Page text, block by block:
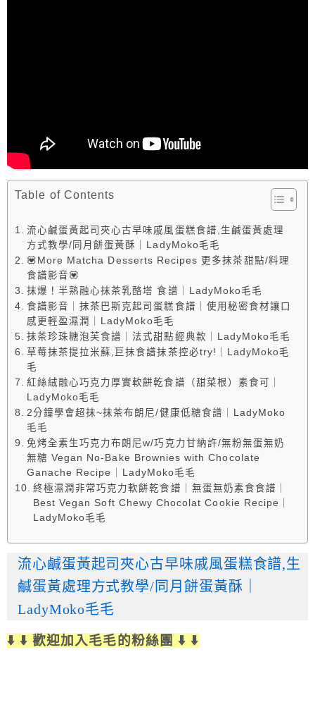
Table of Contents
流心鹹蛋黃起司夾心古早味戚風蛋糕食譜,生鹹蛋黃處理
方式教學/同月餅蛋黃酥｜LadyMoko毛毛
💟More Matcha Desserts Recipes 更多抹茶甜點/料理
食譜影音💟
抹爆！半熟融心抹茶乳酪塔 食譜｜LadyMoko毛毛
食譜影音｜抹茶巴斯克起司蛋糕食譜｜使用秘密食材讓口
感更輕盈濕潤｜LadyMoko毛毛
抹茶珍珠糖泡芙食譜｜法式甜點經典款｜LadyMoko毛毛
草莓抹茶提拉米蘇,巨抹食譜抹茶控必try!｜LadyMoko毛
毛
紅絲絨融心巧克力厚實軟餅乾食譜（甜菜根）素食可｜
LadyMoko毛毛
2分鐘學會超抹~抹茶布朗尼/健康低糖食譜｜LadyMoko
毛毛
免烤全素生巧克力布朗尼w/巧克力甘納許/無粉無蛋無奶
無糖 Vegan No-Bake Brownies with Chocolate
Ganache Recipe｜LadyMoko毛毛
終極濕潤非常巧克力軟餅乾食譜｜無蛋無奶素食食譜｜
Best Vegan Soft Chewy Chocolat Cookie Recipe｜
LadyMoko毛毛
流心鹹蛋黃起司夾心古早味戚風蛋糕食譜,生
鹹蛋黃處理方式教學/同月餅蛋黃酥｜
LadyMoko毛毛
⬇️ ⬇️ 歡迎加入毛毛的粉絲團 ⬇️ ⬇️